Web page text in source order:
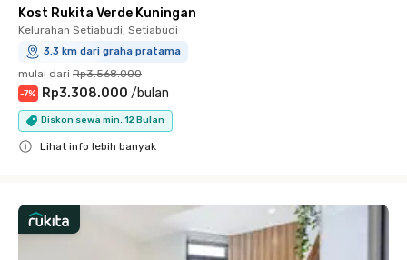
Kost Rukita Verde Kuningan
Kelurahan Setiabudi, Setiabudi
3.3 km dari graha pratama
mulai dari Rp3.568.000
-7% Rp3.308.000 /bulan
Diskon sewa min. 12 Bulan
Lihat info lebih banyak